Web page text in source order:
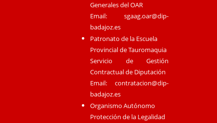
Generales del OAR
Email:sgaag.oar@dip-
badajoz.es
Patronato de la Escuela
Provincial de Tauromaquia
Servicio de Gestión
Contractual de Diputación
Email:contratacion@dip-
badajoz.es
Organismo Autónomo
Protección de la Legalidad